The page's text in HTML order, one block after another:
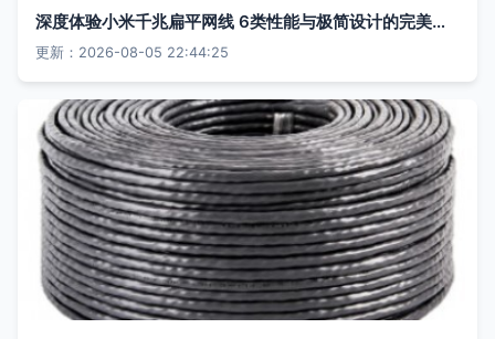
深度体验小米千兆扁平网线 6类性能与极简设计的完美融合
更新：2026-08-05 22:44:25